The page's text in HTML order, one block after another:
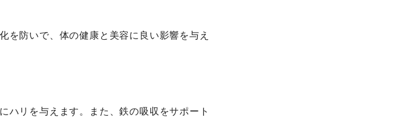
を防いで、体の健康と美容に良い影響を与え
ハリを与えます。また、鉄の吸収をサポート